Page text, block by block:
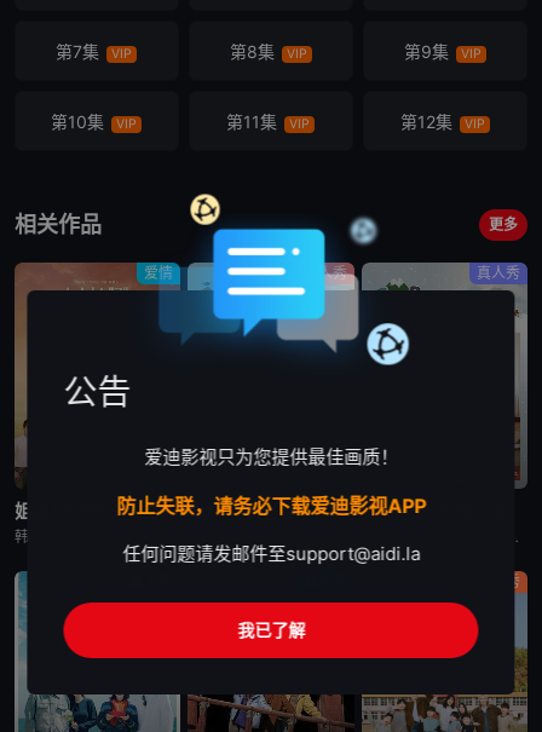
第7集 VIP 第8集 VIP 第9集 VIP
第10集 VIP 第11集 VIP 第12集 VIP
相关作品 更多
爱情
姐姐对我来说是女人2
真人秀
孝利家民宿 第一季
真人秀
孝利家民宿 第二季
韩国综艺节目《孝利家民宿 第二季》又名：효리네 민박2，讲述了：《孝利家民宿 第二季》继续讲述李尚顺、李孝利夫妇在自家民宿接待客人的故事，本季将展现冬季济州岛的美景，而民宿新职员林允儿和短期兼职生朴宝
真人秀
公告
爱迪影视只为您提供最佳画质！
防止失联，请务必下载爱迪影视APP
任何问题请发邮件至support@aidi.la
我已了解